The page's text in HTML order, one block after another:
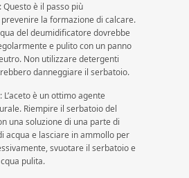
Questo è il passo più
la formazione di calcare.
del deumidificatore dovrebbe
e pulito con un panno
Non utilizzare detergenti
danneggiare il serbatoio.
è un ottimo agente
Riempire il serbatoio del
una soluzione di una parte di
acqua e lasciare in ammollo per
svuotare il serbatoio e
pulita.